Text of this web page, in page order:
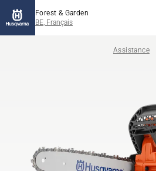
Forest & Garden
BE, Français
Assistance